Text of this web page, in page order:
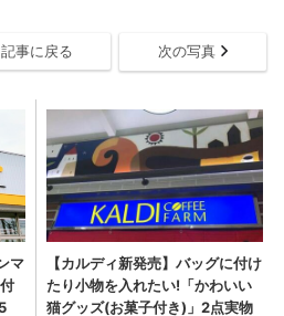
記事に戻る 次の写真